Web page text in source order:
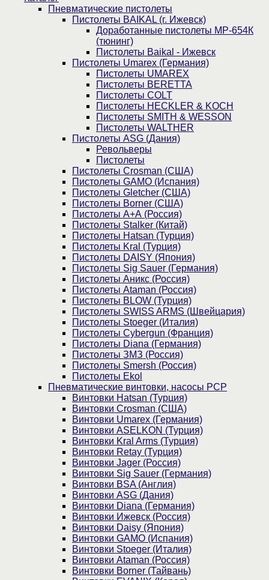
Пнев­ма­ти­чес­кие пистолеты
Пистолеты BAIKAL (г. Ижевск)
Доработанные пистолеты МР-654К
(тюнинг)
Пистолеты Baikal - Ижевск
Пистолеты Umarex (Германия)
Пистолеты UMAREX
Пистолеты BERETTA
Пистолеты COLT
Пистолеты HECKLER & KOCH
Пистолеты SMITH & WESSON
Пистолеты WALTHER
Пистолеты ASG (Дания)
Револьверы
Пистолеты
Пистолеты Crosman (США)
Пистолеты GAMO (Испания)
Пистолеты Gletcher (США)
Пистолеты Borner (США)
Пистолеты А+А (Россия)
Пистолеты Stalker (Китай)
Пистолеты Hatsan (Турция)
Пистолеты Kral (Турция)
Пистолеты DAISY (Япония)
Пистолеты Sig Sauer (Германия)
Пистолеты Аникс (Россия)
Пистолеты Ataman (Россия)
Пистолеты BLOW (Турция)
Пистолеты SWISS ARMS (Швейцария)
Пистолеты Stoeger (Италия)
Пистолеты Cybergun (Франция)
Пистолеты Diana (Германия)
Пистолеты ЗМЗ (Россия)
Пистолеты Smersh (Россия)
Пистолеты Ekol
Пневматические винтовки, насосы PCP
Винтовки Hatsan (Турция)
Винтовки Crosman (США)
Винтовки Umarex (Германия)
Винтовки ASELKON (Турция)
Винтовки Kral Arms (Турция)
Винтовки Retay (Турция)
Винтовки Jager (Россия)
Винтовки Sig Sauer (Германия)
Винтовки BSA (Англия)
Винтовки ASG (Дания)
Винтовки Diana (Германия)
Винтовки Ижевск (Россия)
Винтовки Daisy (Япония)
Винтовки GAMO (Испания)
Винтовки Stoeger (Италия)
Винтовки Ataman (Россия)
Винтовки Borner (Тайвань)